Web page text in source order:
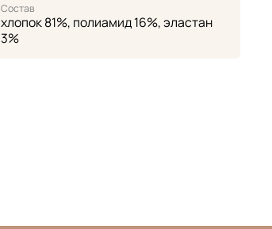
Состав
хлопок 81%, полиамид 16%, эластан
3%